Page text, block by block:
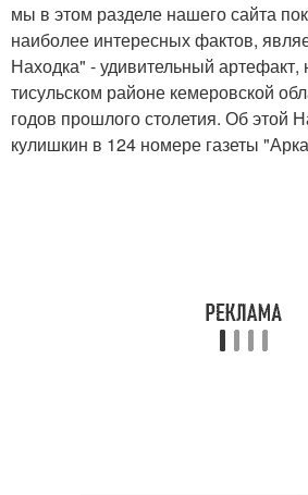
мы в этом разделе нашего сайта
наиболее интересных фактов,
Находка" - удивительный
тисульском районе кемеровской
годов прошлого столетия. Об этой
кулишкин в 124 номере газеты